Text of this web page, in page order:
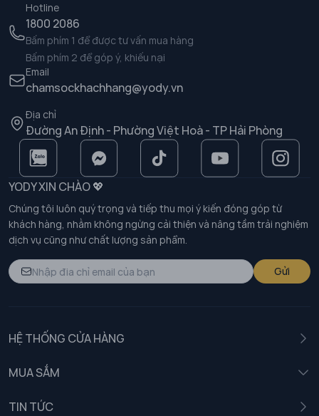
Hotline
1800 2086
Bấm phím 1 để được tư vấn mua hàng
Bấm phím 2 để góp ý, khiếu nại
Email
chamsockhachhang@yody.vn
Địa chỉ
Đường An Định - Phường Việt Hoà - TP Hải Phòng
YODY XIN CHÀO 💖
Chúng tôi luôn quý trọng và tiếp thu mọi ý kiến đóng góp từ
khách hàng, nhằm không ngừng cải thiện và nâng tầm trải nghiệm
dịch vụ cũng như chất lượng sản phẩm.
Gửi
HỆ THỐNG CỬA HÀNG
MUA SẮM
TIN TỨC